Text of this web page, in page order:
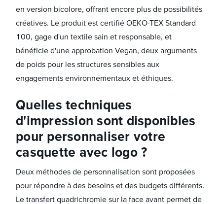
en version bicolore, offrant encore plus de possibilités
créatives. Le produit est certifié OEKO-TEX Standard
100, gage d'un textile sain et responsable, et
bénéficie d'une approbation Vegan, deux arguments
de poids pour les structures sensibles aux
engagements environnementaux et éthiques.
Quelles techniques
d'impression sont disponibles
pour personnaliser votre
casquette avec logo ?
Deux méthodes de personnalisation sont proposées
pour répondre à des besoins et des budgets différents.
Le transfert quadrichromie sur la face avant permet de